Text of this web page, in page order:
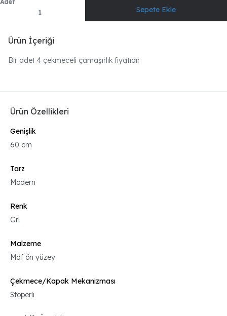
Adet
Ürün İçeriği
Bir adet 4 çekmeceli çamaşırlık fiyatıdır
Ürün Özellikleri
Genişlik
60 cm
Tarz
Modern
Renk
Gri
Malzeme
Mdf ön yüzey
Çekmece/Kapak Mekanizması
Stoperli